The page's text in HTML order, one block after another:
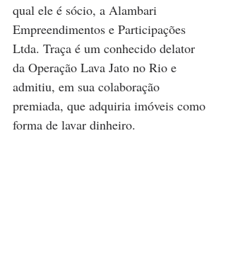
qual ele é sócio, a Alambari
Empreendimentos e Participações
Ltda. Traça é um conhecido delator
da Operação Lava Jato no Rio e
admitiu, em sua colaboração
premiada, que adquiria imóveis como
forma de lavar dinheiro.